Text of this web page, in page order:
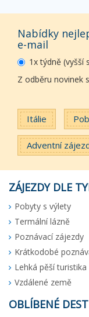
Nabídky
e-mail
1x týdně (vyšší
Z odběru novinek
Itálie
Adventní
ZÁJEZDY DLE
Pobyty s výlety
Termální lázně
Poznávací zájezdy
Krátkodobé
Lehká pěší turistika
Vzdálené země
OBLÍBENÉ